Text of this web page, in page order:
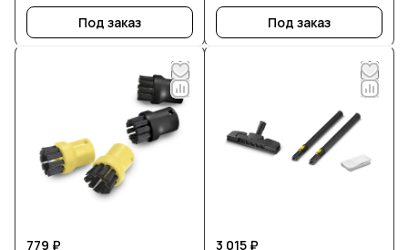
Под заказ Под заказ
779 ₽
3 015 ₽